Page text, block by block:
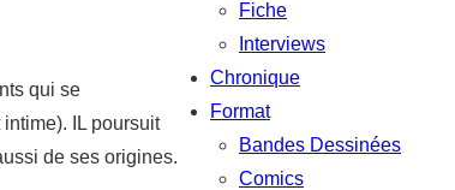
qui se
IL poursuit
de ses origines.
Fiche
Interviews
Chronique
Format
Bandes Dessinées
Comics